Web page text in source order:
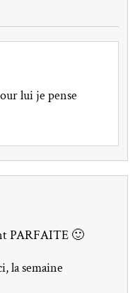
lui je pense
PARFAITE 🙂
la semaine